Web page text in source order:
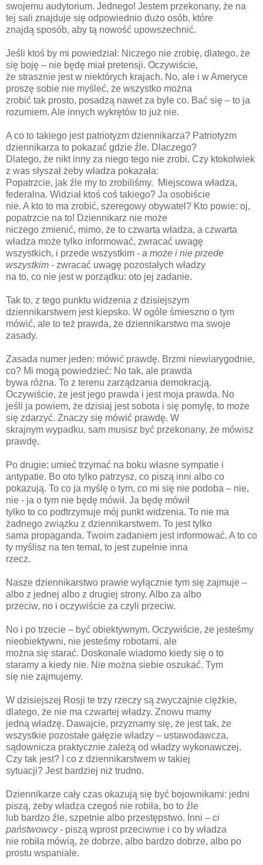
swojemu audytorium. Jednego! Jestem przekonany, że na
tej sali znajduje się odpowiednio dużo osób, które
znajdą sposób, aby tą nowość upowszechnić.
Jeśli ktoś by mi powiedział: Niczego nie zrobię, dlatego, że
się boję – nie będę miał pretensji. Oczywiście,
że strasznie jest w niektórych krajach. No, ale i w Ameryce
proszę sobie nie myśleć, że wszystko można
zrobić tak prosto, posadzą nawet za byle co. Bać się – to ja
rozumiem. Ale innych wykrętów to już nie.
A co to takiego jest patriotyzm dziennikarza? Patriotyzm
dziennikarza to pokazać gdzie źle. Dlaczego?
Dlatego, że nikt inny za niego tego nie zrobi. Czy ktokolwiek
z was słyszał żeby władza pokazała:
Popatrzcie, jak źle my to zrobiliśmy. Miejscowa władza,
federalna. Widział ktoś coś takiego? Ja osobiście
nie. A kto to ma zrobić, szeregowy obywatel? Kto powie: oj,
popatrzcie na to! Dziennikarz nie może
niczego zmienić, mimo, że to czwarta władza, a czwarta
władza może tylko informować, zwracać uwagę
wszystkich, i przede wszystkim - a może i nie przede
wszystkim - zwracać uwagę pozostałych władzy
na to, co nie jest w porządku: oto jej zadanie.
Tak to, z tego punktu widzenia z dzisiejszym
dziennikarstwem jest kiepsko. W ogóle śmieszno o tym
mówić, ale to też prawda, że dziennikarstwo ma swoje
zasady.
Zasada numer jeden: mówić prawdę. Brzmi niewiarygodnie,
co? Mi mogą powiedzieć: No tak, ale prawda
bywa różna. To z terenu zarządzania demokracją.
Oczywiście, że jest jego prawda i jest moja prawda. No
jeśli ja powiem, że dzisiaj jest sobota i się pomylę, to może
się zdarzyć. Znaczy się mówić prawdę. W
skrajnym wypadku, sam musisz być przekonany, że mówisz
prawdę.
Po drugie: umieć trzymać na boku własne sympatie i
antypatie. Bo oto tylko patrzysz, co piszą inni albo co
pokazują. To co ja myślę o tym, co mi się nie podoba – nie,
nie - ja o tym nie będę mówił. Ja będę mówił
tylko to co podtrzymuje mój punkt widzenia. To nie ma
żadnego związku z dziennikarstwem. To jest tylko
sama propaganda. Twoim zadaniem jest informować. A to co
ty myślisz na ten temat, to jest zupełnie inna
rzecz.
Nasze dziennikarstwo prawie wyłącznie tym się zajmuje –
albo z jednej albo z drugiej strony. Albo za albo
przeciw, no i oczywiście za czyli przeciw.
No i po trzecie – być obiektywnym. Oczywiście, że jesteśmy
nieobiektywni, nie jesteśmy robotami, ale
można się starać. Doskonale wiadomo kiedy się o to
staramy a kiedy nie. Nie można siebie oszukać. Tym
się nie zajmujemy.
W dzisiejszej Rosji te trzy rzeczy są zwyczajnie ciężkie,
dlatego, że nie ma czwartej władzy. Znowu mamy
jedną władzę. Dawajcie, przyznamy się, że jest tak, że
wszystkie pozostałe gałęzie władzy – ustawodawcza,
sądownicza praktycznie zależą od władzy wykonawczej.
Czy tak jest? I co z dziennikarstwem w takiej
sytuacji? Jest bardziej niż trudno.
Dziennikarze cały czas okazują się być bojownikami: jedni
piszą, żeby władza czegoś nie robiła, bo to źle
lub bardzo źle, szpetnie albo przestępstwo. Inni – ci
państwowcy - piszą wprost przeciwnie i co by władza
nie robiła mówią, że dobrze, albo bardzo dobrze, albo po
prostu wspaniale.